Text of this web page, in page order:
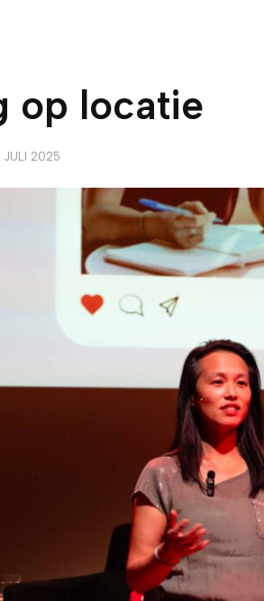
op locatie
JULI 2025